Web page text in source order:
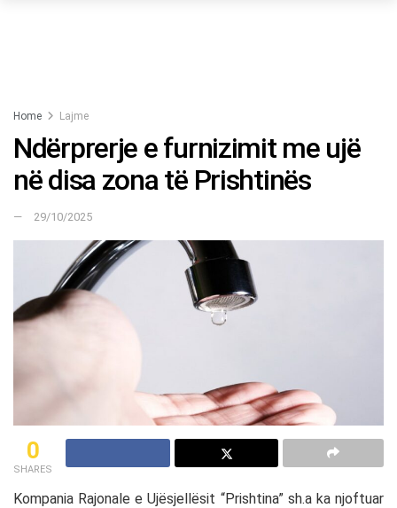
Home Lajme
Ndërprerje e furnizimit me ujë
në disa zona të Prishtinës
29/10/2025
0
SHARES
Kompania Rajonale e Ujësjellësit “Prishtina” sh.a ka njoftuar